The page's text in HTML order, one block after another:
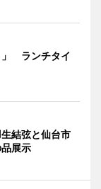
」 ランチタイ
結弦と仙台市
展示